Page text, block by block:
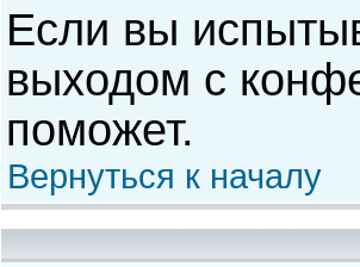
Если вы
выходом с
поможет.
Вернуться к началу